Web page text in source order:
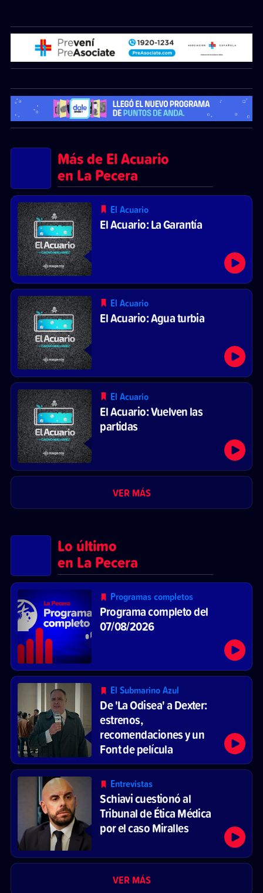
Más de El Acuario
en La Pecera
El Acuario
El Acuario: La Garantía
El Acuario
El Acuario: Agua turbia
El Acuario
El Acuario: Vuelven las
partidas
VER MÁS
Lo último
en La Pecera
Programas completos
Programa completo del
07/08/2026
El Submarino Azul
De 'La Odisea' a Dexter:
estrenos,
recomendaciones y un
Font de película
Entrevistas
Schiavi cuestionó al
Tribunal de Ética Médica
por el caso Miralles
VER MÁS